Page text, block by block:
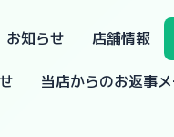
お知らせ 店舗情報
当店からのお返事